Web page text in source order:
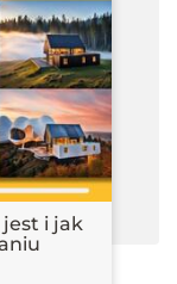
jest i jak